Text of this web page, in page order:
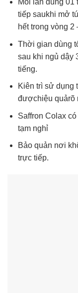
Mỗi lần dùng 01
tiếp saukhi mở
hết trong vòng 2
Thời gian dùng
sau khi ngủ dậy
tiếng.
Kiên trì sử dụng
đượchiệu quảrõ
Saffron Colax
tạm nghỉ
Bảo quản nơi
trực tiếp.